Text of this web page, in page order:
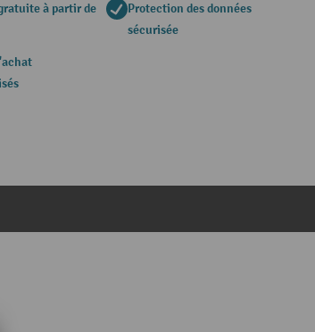
à partir de
Protection des données
sécurisée